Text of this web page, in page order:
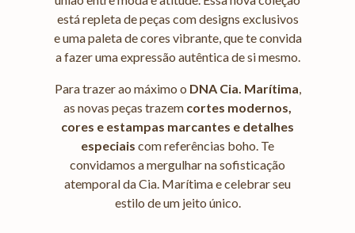
está repleta de peças com designs exclusivos
e uma paleta de cores vibrante, que te convida
a fazer uma expressão autêntica de si mesmo.
Para trazer ao máximo o DNA Cia. Marítima,
as novas peças trazem cortes modernos,
cores e estampas marcantes e detalhes
especiais com referências boho. Te
convidamos a mergulhar na sofisticação
atemporal da Cia. Marítima e celebrar seu
estilo de um jeito único.